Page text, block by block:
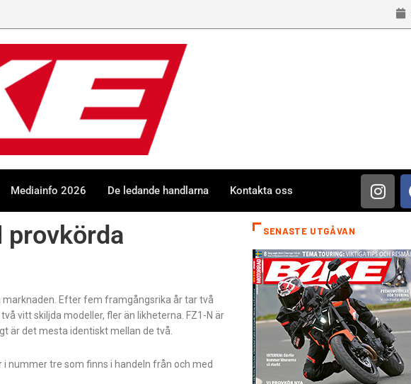
Mediainfo 2026 De ledande handlarna Kontakta oss
provkörda
marknaden. Efter fem framgångsrika år tar två
vitt skiljda modeller, fler än likheterna. FZ1-N är
är det mesta identiskt mellan de två.
i nummer tre som finns i handeln från och med
SENASTE UTGÅVAN